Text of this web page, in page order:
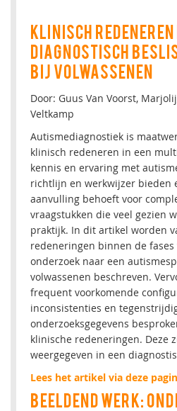
KLINISCH REDENEREN
DIAGNOSTISCH
BIJ VOLWASSENEN
Door: Guus Van Voorst,
Veltkamp
Autismediagnostiek is
klinisch redeneren in een
kennis en ervaring met
richtlijn en werkwijzer bieden
aanvulling behoeft voor
vraagstukken die veel gezien
praktijk. In dit artikel worden
redeneringen binnen de fases
onderzoek naar een
volwassenen beschreven.
frequent voorkomende
inconsistenties en
onderzoeksgegevens
klinische redeneringen. Deze
weergegeven in een
Lees het artikel via deze
BEELDEND WERK: